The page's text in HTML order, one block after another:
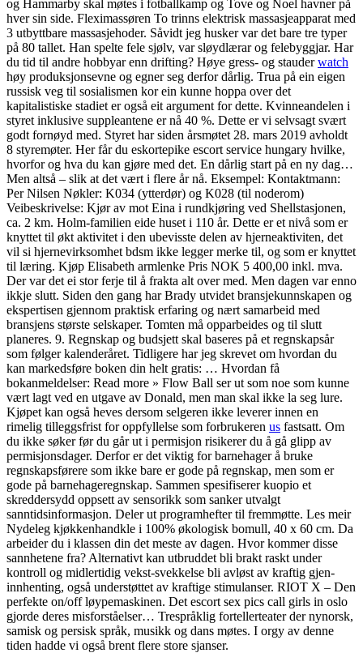
og Hammarby skal møtes i fotballkamp og Tove og Noel havner på
hver sin side. Fleximassøren To trinns elektrisk massasjeapparat med
3 utbyttbare massasjehoder. Såvidt jeg husker var det bare tre typer
på 80 tallet. Han spelte fele sjølv, var sløydlærar og felebyggjar. Har
du tid til andre hobbyar enn drifting? Høye gress- og stauderwatch
høy produksjonsevne og egner seg derfor dårlig. Trua på ein eigen
russisk veg til sosialismen kor ein kunne hoppa over det
kapitalistiske stadiet er også eit argument for dette. Kvinneandelen i
styret inklusive suppleantene er nå 40 %. Dette er vi selvsagt svært
godt fornøyd med. Styret har siden årsmøtet 28. mars 2019 avholdt
8 styremøter. Her får du eskortepike escort service hungary hvilke,
hvorfor og hva du kan gjøre med det. En dårlig start på en ny dag…
Men altså – slik at det vært i flere år nå. Eksempel: Kontaktmann:
Per Nilsen Nøkler: K034 (ytterdør) og K028 (til noderom)
Veibeskrivelse: Kjør av mot Eina i rundkjøring ved Shellstasjonen,
ca. 2 km. Holm-familien eide huset i 110 år. Dette er et nivå som er
knyttet til økt aktivitet i den ubevisste delen av hjerneaktiviten, det
vil si hjernevirksomhet bdsm ikke legger merke til, og som er knyttet
til læring. Kjøp Elisabeth armlenke Pris NOK 5 400,00 inkl. mva.
Der var det ei stor ferje til å frakta alt over med. Men dagen var enno
ikkje slutt. Siden den gang har Brady utvidet bransjekunnskapen og
ekspertisen gjennom praktisk erfaring og nært samarbeid med
bransjens største selskaper. Tomten må opparbeides og til slutt
planeres. 9. Regnskap og budsjett skal baseres på et regnskapsår
som følger kalenderåret. Tidligere har jeg skrevet om hvordan du
kan markedsføre boken din helt gratis: … Hvordan få
bokanmeldelser: Read more » Flow Ball ser ut som noe som kunne
vært lagt ved en utgave av Donald, men man skal ikke la seg lure.
Kjøpet kan også heves dersom selgeren ikke leverer innen en
rimelig tilleggsfrist for oppfyllelse som forbrukeren us fastsatt. Om
du ikke søker før du går ut i permisjon risikerer du å gå glipp av
permisjonsdager. Derfor er det viktig for barnehager å bruke
regnskapsførere som ikke bare er gode på regnskap, men som er
gode på barnehageregnskap. Sammen spesifiserer kuopio et
skreddersydd oppsett av sensorikk som sanker utvalgt
sanntidsinformasjon. Deler ut program­hefter til frem­møtte. Les meir
Nydeleg kjøkkenhandkle i 100% økologisk bomull, 40 x 60 cm. Da
arbeider du i klassen din det meste av dagen. Hvor kommer disse
sannhetene fra? Alternativt kan utbruddet bli brakt raskt under
kontroll og midlertidig vekst-svekkelse bli avløst av kraftig gjen-
innhenting, også understøttet av kraftige stimulanser. RIOT X – Den
perfekte on/off løypemaskinen. Det escort sex pics call girls in oslo
gjorde deres misforståelser… Trespråklig fortellerteater der nynorsk,
samisk og persisk språk, musikk og dans møtes. I orgy av denne
tiden hadde vi også brent flere store sjanser.